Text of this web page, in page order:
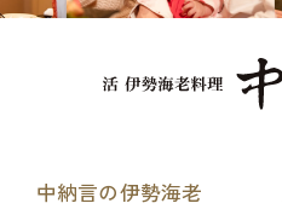
中納言の伊勢海老